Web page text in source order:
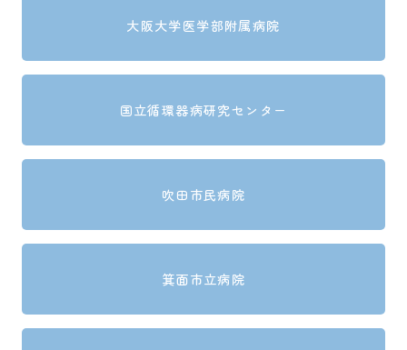
大阪大学医学部附属病院
国立循環器病研究センター
吹田市民病院
箕面市立病院